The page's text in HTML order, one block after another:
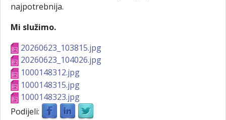
najpotrebnija.
Mi služimo.
20260623_103815.jpg
20260623_104026.jpg
1000148312.jpg
1000148315.jpg
1000148323.jpg
Podijeli: